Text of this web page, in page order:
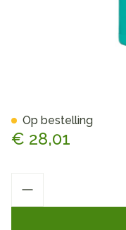
€ 28,01
Op bestelling